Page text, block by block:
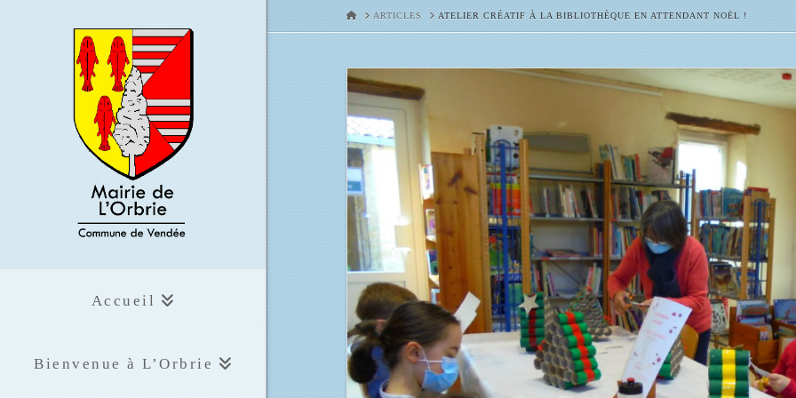
Accueil
Bienvenue à L’Orbrie
HOMEARTICLES ATELIER CRÉATIF À LA BIBLIOTHÈQUE EN ATTENDANT NOËL !